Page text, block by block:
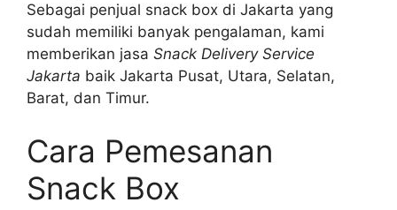
Sebagai penjual snack box di Jakarta yang
sudah memiliki banyak pengalaman, kami
memberikan jasa Snack Delivery Service
Jakarta baik Jakarta Pusat, Utara, Selatan,
Barat, dan Timur.
Cara Pemesanan
Snack Box